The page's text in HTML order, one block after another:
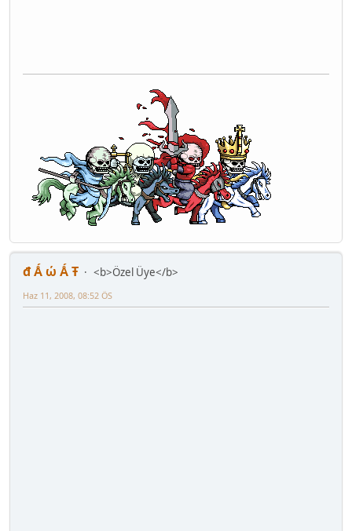
đ Ǻ ώ Ǻ Ŧ <b>Özel Üye</b>
Haz 11, 2008, 08:52 ÖS